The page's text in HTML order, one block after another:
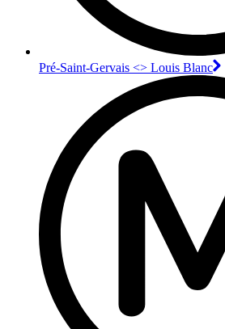
Pré-Saint-Gervais <> Louis Blanc